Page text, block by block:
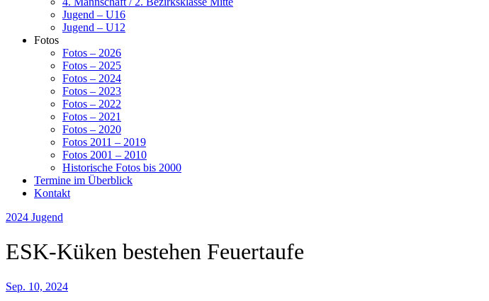
Jugend – U16
Jugend – U12
Fotos
Fotos – 2026
Fotos – 2025
Fotos – 2024
Fotos – 2023
Fotos – 2022
Fotos – 2021
Fotos – 2020
Fotos 2011 – 2019
Fotos 2001 – 2010
Historische Fotos bis 2000
Termine im Überblick
Kontakt
2024 Jugend
ESK-Küken bestehen Feuertaufe
Sep. 10, 2024